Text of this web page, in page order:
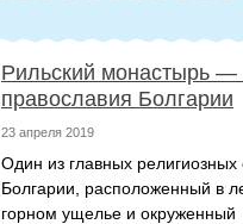
Рильский монастырь —
православия Болгарии
23 апреля 2019
Один из главных религиозных
Болгарии, расположенный в
горном ущелье и окруженный